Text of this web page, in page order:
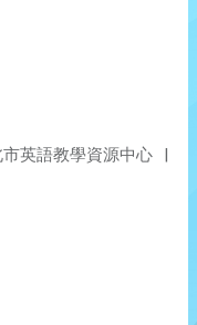
市英語教學資源中心 |